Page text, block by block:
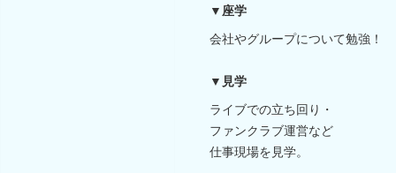
▼座学
会社やグループについて勉強！
▼見学
ライブでの立ち回り・
ファンクラブ運営など
仕事現場を見学。